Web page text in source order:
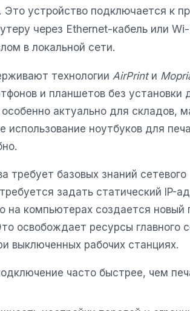
. Это устройство подключается к
через Ethernet-кабель или
в локальной сети.
технологии AirPrintи
и планшетов без установки
актуально для складов,
использование ноутбуков для
требует базовых знаний сетевого
задать статический IP-
на компьютерах создается новый
освобождает ресурсы главного
выключенных рабочих станциях.
часто быстрее, чем